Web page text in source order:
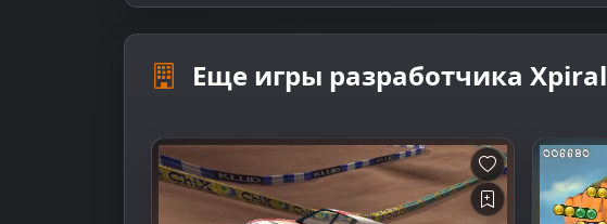
Еще игры разработчика Xpiral